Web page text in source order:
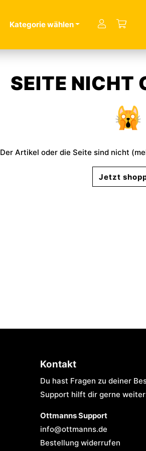
Kategorie wählen Account
Account
SEITE NICHT
🙀
Der Artikel oder die Seite sind nicht
Jetzt
Kontakt
Du hast Fragen zu deiner
Support hilft dir gerne
Ottmanns Support
info@ottmanns.de
Bestellung widerrufen